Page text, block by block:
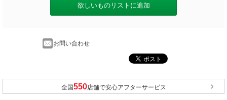
欲しいものリストに追加
お問い合わせ
全国 店舗で安心アフターサービス